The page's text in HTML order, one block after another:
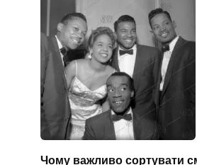
Чому важливо сортувати